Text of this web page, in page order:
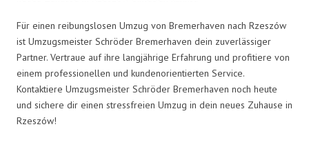
Für einen reibungslosen Umzug von Bremerhaven nach Rzeszów
ist Umzugsmeister Schröder Bremerhaven dein zuverlässiger
Partner. Vertraue auf ihre langjährige Erfahrung und profitiere von
einem professionellen und kundenorientierten Service.
Kontaktiere Umzugsmeister Schröder Bremerhaven noch heute
und sichere dir einen stressfreien Umzug in dein neues Zuhause in
Rzeszów!